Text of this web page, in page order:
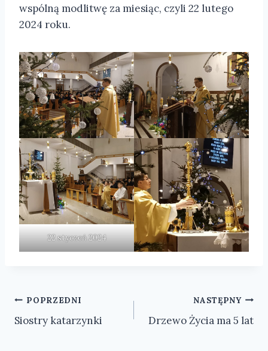
wspólną modlitwę za miesiąc, czyli 22 lutego
2024 roku.
22 styczeń 2024
Nawigacja
wpisu
POPRZEDNI
Siostry katarzynki
NASTĘPNY
Drzewo Życia ma 5 lat